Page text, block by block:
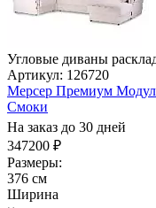
Угловые диваны
Артикул: 126720
Мерсер Премиум
Смоки
На заказ до 30 дней
347200 ₽
Размеры:
376 см
Ширина